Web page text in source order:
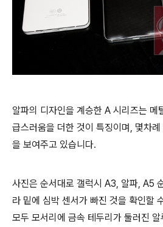
알파의 디자인을 계승한 A 시리즈는 메
급스러움을 더한 것이 특징이며, 몇차
을 보여주고 있습니다.
사진은 순서대로 갤럭시 A3, 알파, A5
라 밑에 심박 센서가 빠진 것을 확인할
모두 모서리에 금속 테두리가 둘러진